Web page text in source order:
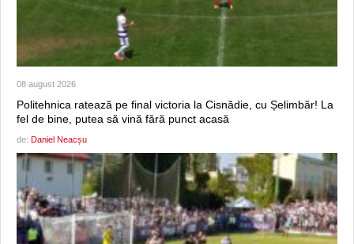
08 august 2026
Politehnica ratează pe final victoria la Cisnădie, cu Șelimbăr! La
fel de bine, putea să vină fără punct acasă
de: Daniel Neacșu